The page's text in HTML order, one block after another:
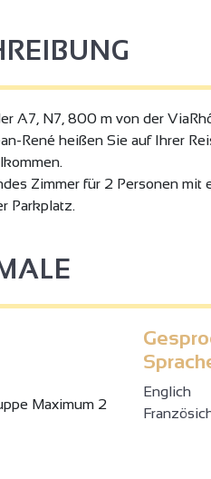
A7, N7, 800 m von der
René heißen Sie auf Ihrer
Zimmer für 2 Personen mit
Parkplatz.
Maximum 2
Englich